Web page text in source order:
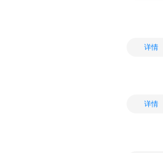
详情
详情